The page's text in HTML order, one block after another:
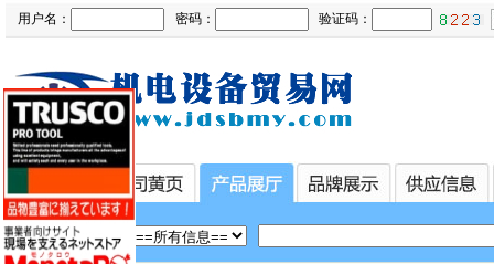
用户名： 密码： 验证码：
• [最新通知] 日本松下
• [网站公告] 专业销售
• [网站公告] 日本日东
• [网站公告] 【鹏控代
• [网站公告] 增田